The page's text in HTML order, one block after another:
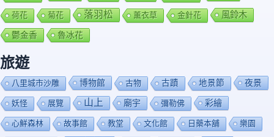
荷花 菊花 落羽松 薰衣草 金針花 風鈴木
鬱金香 魯冰花
旅遊
八里城市沙雕 博物館 古物 古蹟 地景節 夜景
妖怪 展覽 山上 廟宇 彌勒佛 彩繪
心鮮森林 故事館 教堂 文化館 日藥本舖 樂園